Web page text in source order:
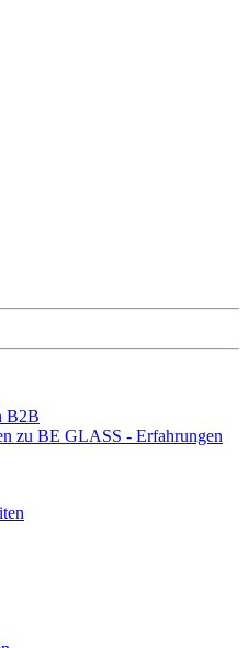
B2B
zu BE GLASS - Erfahrungen